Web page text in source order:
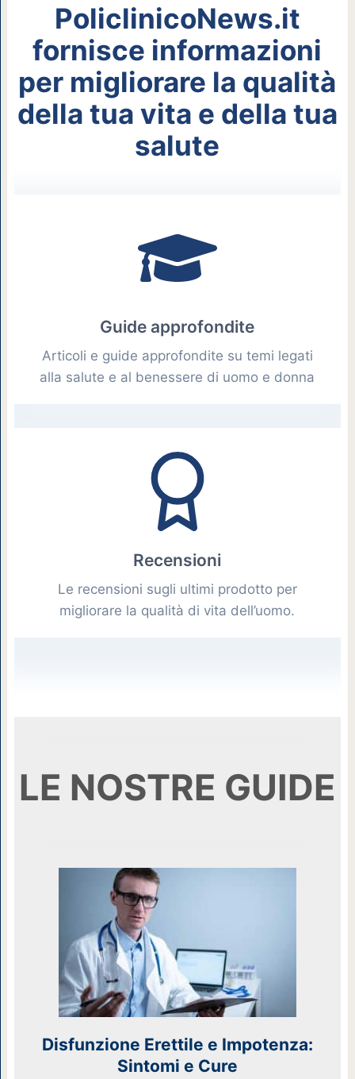
PoliclinicoNews.it
fornisce informazioni
per migliorare la qualità
della tua vita e della tua
salute
Guide approfondite
Articoli e guide approfondite su temi legati
alla salute e al benessere di uomo e donna
Recensioni
Le recensioni sugli ultimi prodotto per
migliorare la qualità di vita dell’uomo.
LE NOSTRE GUIDE
Disfunzione Erettile e Impotenza:
Sintomi e Cure